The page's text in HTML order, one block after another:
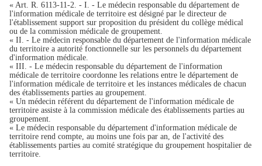
« Art. R. 6113-11-2. - I. - Le médecin responsable du département de
l'information médicale de territoire est désigné par le directeur de
l'établissement support sur proposition du président du collège médical
ou de la commission médicale de groupement.
« II. - Le médecin responsable du département de l'information médicale
du territoire a autorité fonctionnelle sur les personnels du département
d'information médicale.
« III. - Le médecin responsable du département de l'information
médicale de territoire coordonne les relations entre le département de
l'information médicale de territoire et les instances médicales de chacun
des établissements parties au groupement.
« Un médecin référent du département de l'information médicale de
territoire assiste à la commission médicale des établissements parties au
groupement.
« Le médecin responsable du département d'information médicale de
territoire rend compte, au moins une fois par an, de l'activité des
établissements parties au comité stratégique du groupement hospitalier de
territoire.